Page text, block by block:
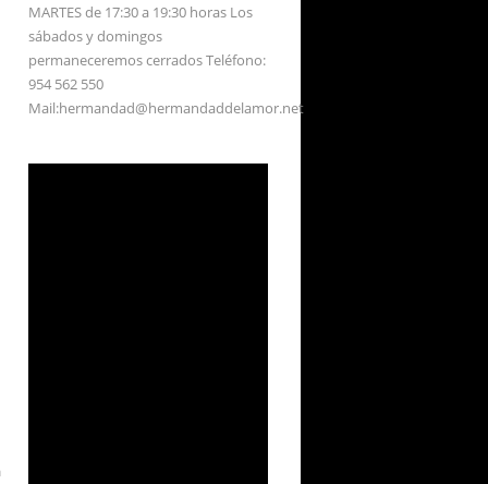
MARTES de 17:30 a 19:30 horas Los
sábados y domingos
permaneceremos cerrados Teléfono:
954 562 550
Mail:hermandad@hermandaddelamor.net